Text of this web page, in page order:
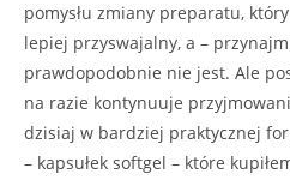
pomysłu zmiany preparatu,
lepiej przyswajalny, a –
prawdopodobnie nie jest. Ale
na razie kontynuuje
dzisiaj w bardziej praktycznej
– kapsułek softgel – które